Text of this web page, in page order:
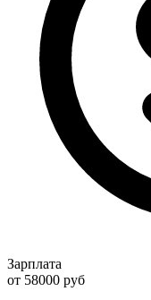
Зарплата
от 58000 руб